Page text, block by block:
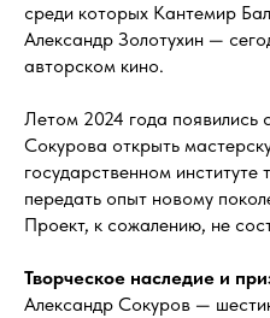
среди которых Кантемир
Александр Золотухин —
авторском кино.
Летом 2024 года появились
Сокурова открыть
государственном
передать опыт новому
Проект, к сожалению, не
Творческое наследие и
Александр Сокуров —